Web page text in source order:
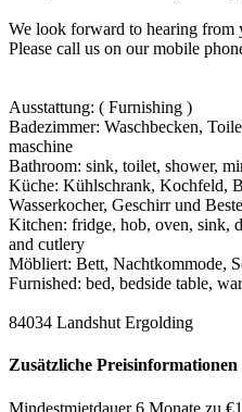
We look forward to hearing from
Please call us on our mobile
Ausstattung: ( Furnishing )
Badezimmer: Waschbecken,
maschine
Bathroom: sink, toilet, shower,
Küche: Kühlschrank, Kochfeld,
Wasserkocher, Geschirr und
Kitchen: fridge, hob, oven, sink,
and cutlery
Möbliert: Bett, Nachtkommode,
Furnished: bed, bedside table,
84034 Landshut Ergolding
Zusätzliche Preisinformationen
Mindestmietdauer 6 Monate zu